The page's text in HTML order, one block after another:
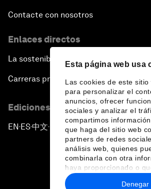
Esta página web usa
Las cookies de este sitio
para personalizar el
anuncios, ofrecer
sociales y analizar el
compartimos
que haga del sitio web
partners de redes
análisis web, quienes
combinarla con otra
haya proporcionado o
recopilado a partir del
hecho de sus servicios.
Denegar
Contacte con nosotros
Enlaces directos
La sostenibilidad en el Foro
Carreras profesionales
Ediciones en otros idiomas
EN ▪ES▪中文▪ 日本語